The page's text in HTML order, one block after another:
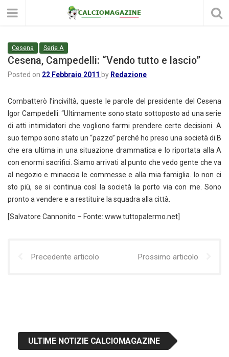
Cesena Serie A
Cesena, Campedelli: “Vendo tutto e lascio”
Posted on 22 Febbraio 2011 by Redazione
Combatterò l’inciviltà, queste le parole del presidente del Cesena
Igor Campedelli: “Ultimamente sono stato sottoposto ad una serie
di atti intimidatori che vogliono farmi prendere certe decisioni. A
suo tempo sono stato un “pazzo” perché ho preso una società di B
che era ultima in una situazione drammatica e lo riportata alla A
con enormi sacrifici. Siamo arrivati al punto che vedo gente che va
al negozio e minaccia le commesse e alla mia famiglia. Io non ci
sto più, se si continua così la società la porto via con me. Sono
pronto a vendere e a restituire la squadra alla città.
[Salvatore Cannonito – Fonte: www.tuttopalermo.net]
Precedente articolo Prossimo articolo
ULTIME NOTIZIE CALCIOMAGAZINE